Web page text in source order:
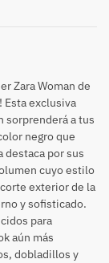
Zara Woman de
Esta exclusiva
sorprenderá a tus
negro que
destaca por sus
cuyo estilo
exterior de la
y sofisticado.
para
aún más
dobladillos y